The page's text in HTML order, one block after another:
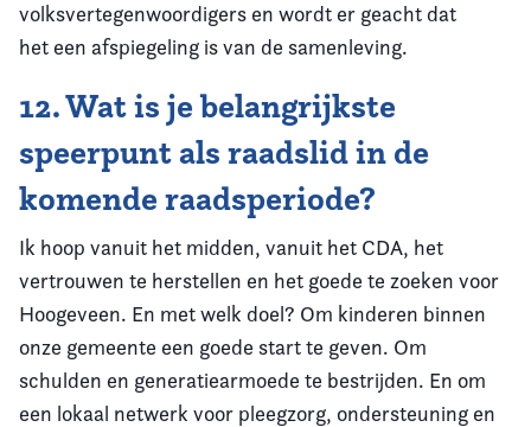
volksvertegenwoordigers en wordt er geacht dat
het een afspiegeling is van de samenleving.
12. Wat is je belangrijkste
speerpunt als raadslid in de
komende raadsperiode?
Ik hoop vanuit het midden, vanuit het CDA, het
vertrouwen te herstellen en het goede te zoeken voor
Hoogeveen. En met welk doel? Om kinderen binnen
onze gemeente een goede start te geven. Om
schulden en generatiearmoede te bestrijden. En om
een lokaal netwerk voor pleegzorg, ondersteuning en